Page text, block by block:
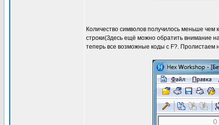
Количество символов получилось меньше чем
строки(Здесь ещё можно обратить внимание
теперь все возможные коды c F?. Пролистаем